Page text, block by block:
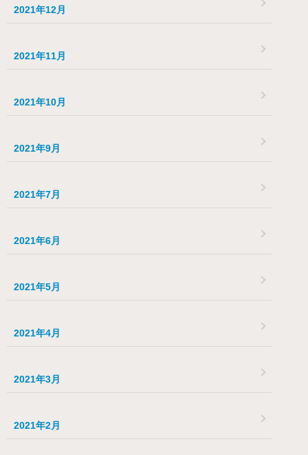
2021年12月
2021年11月
2021年10月
2021年9月
2021年7月
2021年6月
2021年5月
2021年4月
2021年3月
2021年2月